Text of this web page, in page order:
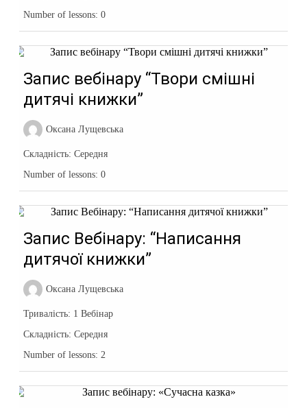
Number of lessons: 0
Запис вебінару “Твори смішні
дитячі книжки”
Оксана Лущевська
Складність: Середня
Number of lessons: 0
Запис Вебінару: “Написання
дитячої книжки”
Оксана Лущевська
Тривалість: 1 Вебінар
Складність: Середня
Number of lessons: 2